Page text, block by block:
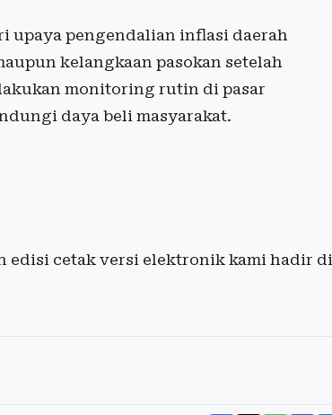
upaya pengendalian inflasi daerah
kelangkaan pasokan setelah
monitoring rutin di pasar
daya beli masyarakat.
edisi cetak versi elektronik kami hadir di